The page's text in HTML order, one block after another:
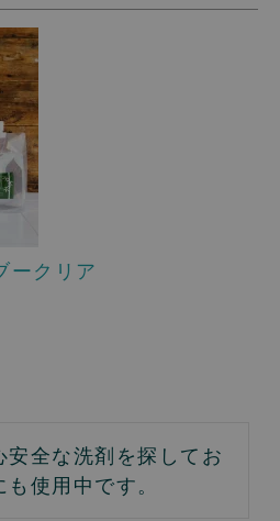
ークリア
安全な洗剤を探してお
使用中です。